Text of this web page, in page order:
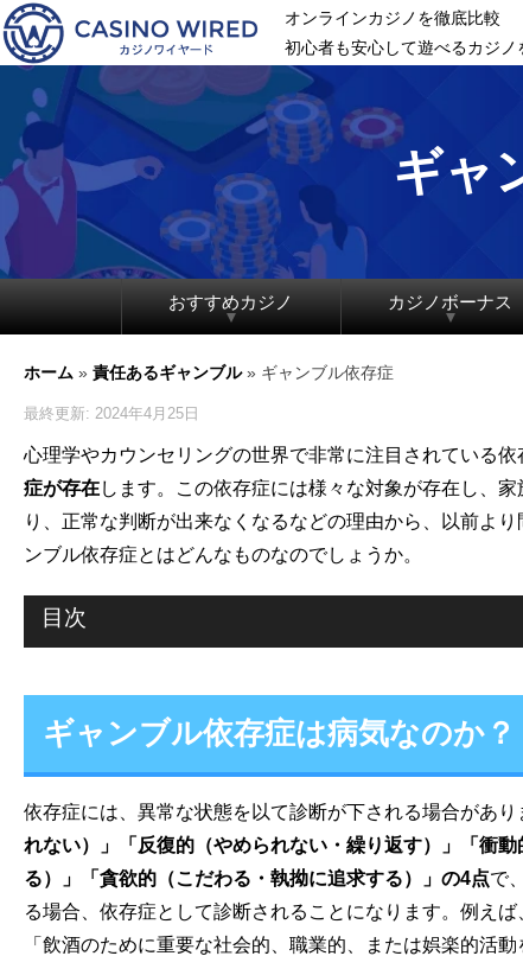
オンラインカジノを徹底比較
初心者も安心して遊べるカジノ
ギャ
おすすめカジノ カジノボーナス
ホーム » 責任あるギャンブル» ギャンブル依存症
最終更新: 2024年4月25日
心理学やカウンセリングの世界で非常に注目されている依
症が存在します。この依存症には様々な対象が存在し、
り、正常な判断が出来なくなるなどの理由から、以前よ
ンブル依存症とはどんなものなのでしょうか。
目次
ギャンブル依存症は病気なのか？
依存症には、異常な状態を以て診断が下される場合があり
れない）」「反復的（やめられない・繰り返す）」「衝
る）」「貪欲的（こだわる・執拗に追求する）」の4点で
る場合、依存症として診断されることになります。例え
「飲酒のために重要な社会的、職業的、または娯楽的活